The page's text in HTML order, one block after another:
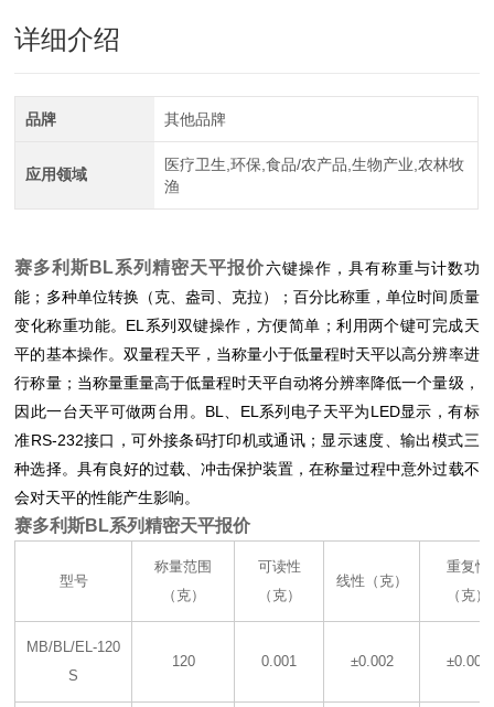
详细介绍
品牌 其他品牌
应用领域
医疗卫生,环保,食品/农产品,生物产业,农林牧
渔
赛多利斯BL系列精密天平报价六键操作，具有称重与计数功
能；多种单位转换（克、盎司、克拉）；百分比称重，单位时间质量
变化称重功能。EL系列双键操作，方便简单；利用两个键可完成天
平的基本操作。双量程天平，当称量小于低量程时天平以高分辨率进
行称量；当称量重量高于低量程时天平自动将分辨率降低一个量级，
因此一台天平可做两台用。BL、EL系列电子天平为LED显示，有标
准RS-232接口，可外接条码打印机或通讯；显示速度、输出模式三
种选择。具有良好的过载、冲击保护装置，在称量过程中意外过载不
会对天平的性能产生影响。
赛多利斯BL系列精密天平报价
型号
称量范围
（克）
可读性
（克）
线性（克）
重复性
（克）
MB/BL/EL-120
S
120 0.001 ±0.002 ±0.001